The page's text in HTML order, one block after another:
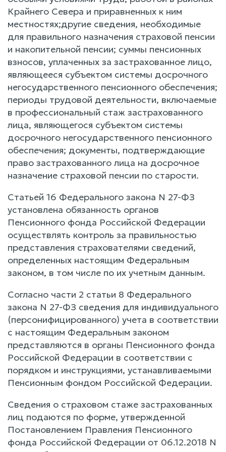
Крайнего Севера и приравненных к ним
местностях;другие сведения, необходимые
для правильного назначения страховой пенсии
и накопительной пенсии; суммы пенсионных
взносов, уплаченных за застрахованное лицо,
являющееся субъектом системы досрочного
негосударственного пенсионного обеспечения;
периоды трудовой деятельности, включаемые
в профессиональный стаж застрахованного
лица, являющегося субъектом системы
досрочного негосударственного пенсионного
обеспечения; документы, подтверждающие
право застрахованного лица на досрочное
назначение страховой пенсии по старости.
Статьей 16 Федерального закона N 27-ФЗ
установлена обязанность органов
Пенсионного фонда Российской Федерации
осуществлять контроль за правильностью
представления страхователями сведений,
определенных настоящим Федеральным
законом, в том числе по их учетным данным.
Согласно части 2 статьи 8 Федерального
закона N 27-ФЗ сведения для индивидуального
(персонифицированного) учета в соответствии
с настоящим Федеральным законом
представляются в органы Пенсионного фонда
Российской Федерации в соответствии с
порядком и инструкциями, устанавливаемыми
Пенсионным фондом Российской Федерации.
Сведения о страховом стаже застрахованных
лиц подаются по форме, утвержденной
Постановлением Правления Пенсионного
фонда Российской Федерации от 06.12.2018 N